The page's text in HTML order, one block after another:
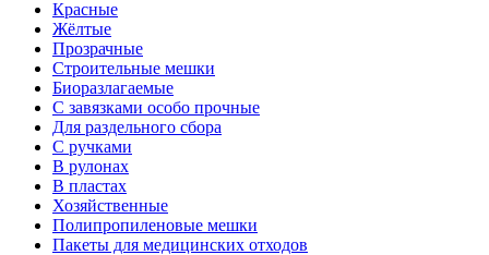
Красные
Жёлтые
Прозрачные
Строительные мешки
Биоразлагаемые
С завязками особо прочные
Для раздельного сбора
С ручками
В рулонах
В пластах
Хозяйственные
Полипропиленовые мешки
Пакеты для медицинских отходов